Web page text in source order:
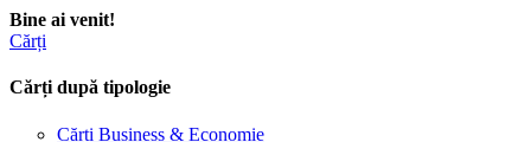
Bine ai venit!
Cărți
Cărți după tipologie
Cărți Business & Economie